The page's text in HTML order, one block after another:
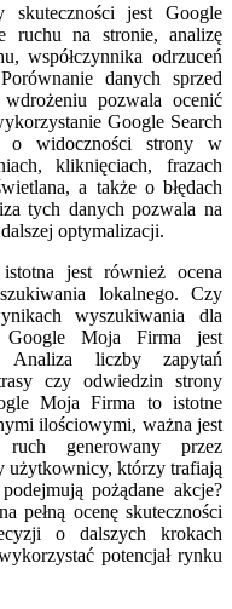
skuteczności jest Google
ruchu na stronie, analizę
współczynnika odrzuceń
danych sprzed
pozwala ocenić
Google Search
o widoczności strony w
kliknięciach, frazach
a także o błędach
tych danych pozwala na
optymalizacji.
jest również ocena
lokalnego. Czy
wyszukiwania dla
Moja Firma jest
Analiza liczby zapytań
czy odwiedzin strony
Moja Firma to istotne
ilościowymi, ważna jest
generowany przez
użytkownicy, którzy trafiają
pożądane akcje?
pełną ocenę skuteczności
o dalszych krokach
potencjał rynku